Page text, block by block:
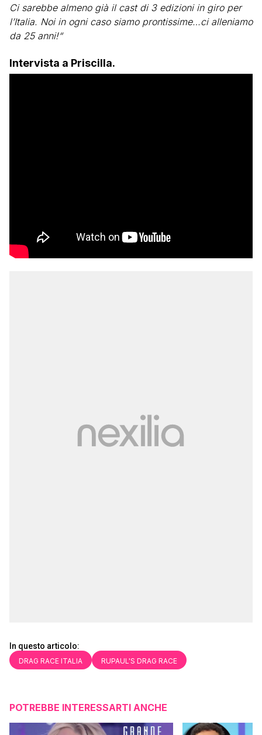
Ci sarebbe almeno già il cast di 3 edizioni in giro per
l’Italia. Noi in ogni caso siamo prontissime…ci alleniamo
da 25 anni!“
Intervista a Priscilla.
In questo articolo:
DRAG RACE ITALIA RUPAUL'S DRAG RACE
POTREBBE INTERESSARTI ANCHE